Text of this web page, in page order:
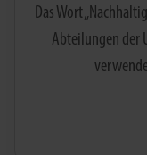
Das Wort
Abteilungen der